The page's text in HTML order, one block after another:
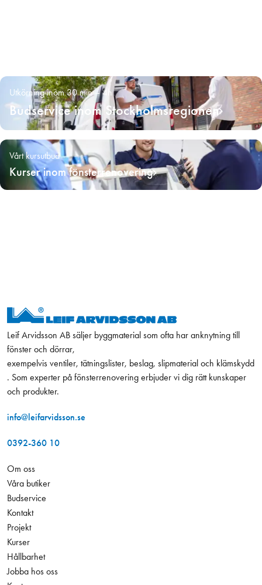
Utkörning inom 30 min – 4h
Budservice inom Stockholmsregionen
Vårt kursutbud
Kurser inom fönsterrenovering
Leif Arvidsson AB säljer byggmaterial som ofta har anknytning till
fönster och dörrar,
exempelvis ventiler, tätningslister, beslag, slipmaterial och klämskydd
. Som experter på fönsterrenovering erbjuder vi dig rätt kunskaper
och produkter.
info@leifarvidsson.se
0392-360 10
Om oss
Våra butiker
Budservice
Kontakt
Projekt
Kurser
Hållbarhet
Jobba hos oss